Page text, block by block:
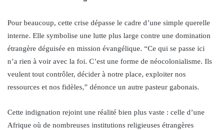
Pour beaucoup, cette crise dépasse le cadre d’une simple querelle
interne. Elle symbolise une lutte plus large contre une domination
étrangère déguisée en mission évangélique. “Ce qui se passe ici
n’a rien à voir avec la foi. C’est une forme de néocolonialisme. Ils
veulent tout contrôler, décider à notre place, exploiter nos
ressources et nos fidèles,” dénonce un autre pasteur gabonais.
Cette indignation rejoint une réalité bien plus vaste : celle d’une
Afrique où de nombreuses institutions religieuses étrangères